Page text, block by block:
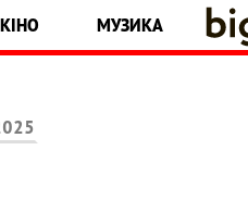
КІНО МУЗИКА